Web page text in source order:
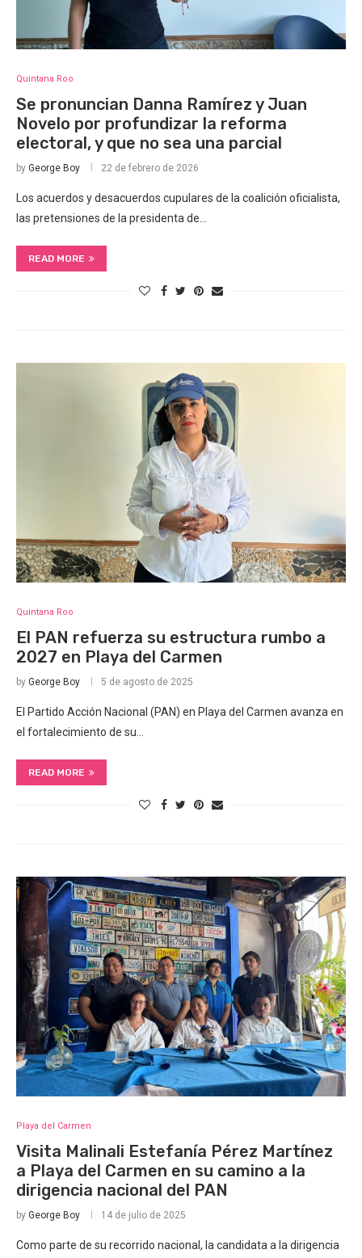
Quintana Roo
Se pronuncian Danna Ramírez y Juan
Novelo por profundizar la reforma
electoral, y que no sea una parcial
by George Boy 22 de febrero de 2026
Los acuerdos y desacuerdos cupulares de la coalición oficialista,
las pretensiones de la presidenta de…
READ MORE
Quintana Roo
El PAN refuerza su estructura rumbo a
2027 en Playa del Carmen
by George Boy 5 de agosto de 2025
El Partido Acción Nacional (PAN) en Playa del Carmen avanza en
el fortalecimiento de su…
READ MORE
Playa del Carmen
Visita Malinali Estefanía Pérez Martínez
a Playa del Carmen en su camino a la
dirigencia nacional del PAN
by George Boy 14 de julio de 2025
Como parte de su recorrido nacional, la candidata a la dirigencia